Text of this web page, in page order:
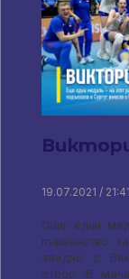
19.07.2021 / 21:41
Още един
първенство
заедно с
отбор. В